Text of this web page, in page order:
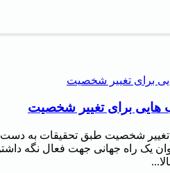
هایی برای تغییر شخصیت
تغییر شخصیت طبق تحقیقات به دست
یک راه جهانی جهت فعال نگه